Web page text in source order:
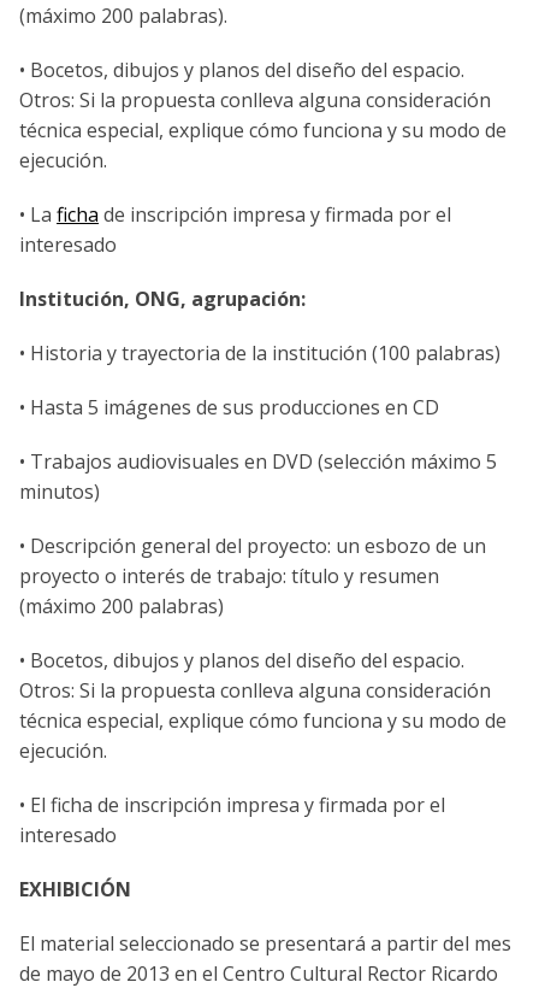
(máximo 200 palabras).
• Bocetos, dibujos y planos del diseño del espacio.
Otros: Si la propuesta conlleva alguna consideración
técnica especial, explique cómo funciona y su modo de
ejecución.
• La ficha de inscripción impresa y firmada por el
interesado
Institución, ONG, agrupación:
• Historia y trayectoria de la institución (100 palabras)
• Hasta 5 imágenes de sus producciones en CD
• Trabajos audiovisuales en DVD (selección máximo 5
minutos)
• Descripción general del proyecto: un esbozo de un
proyecto o interés de trabajo: título y resumen
(máximo 200 palabras)
• Bocetos, dibujos y planos del diseño del espacio.
Otros: Si la propuesta conlleva alguna consideración
técnica especial, explique cómo funciona y su modo de
ejecución.
• El ficha de inscripción impresa y firmada por el
interesado
EXHIBICIÓN
El material seleccionado se presentará a partir del mes
de mayo de 2013 en el Centro Cultural Rector Ricardo